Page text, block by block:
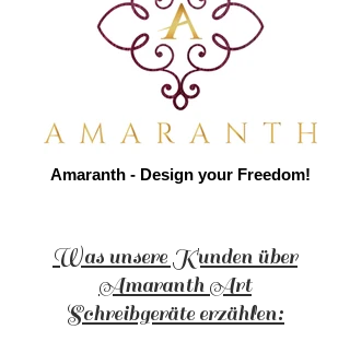
Amaranth - Design your Freedom!
Was unsere Kunden über
Amaranth Art
Schreibgeräte erzählen: